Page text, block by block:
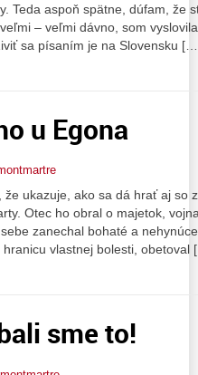
Teda aspoň spätne, dúfam, že
– veľmi dávno, som
sa písaním je na Slovensku
u Egona
ukazuje, ako sa dá hrať aj so
Otec ho obral o majetok,
zanechal bohaté a
vlastnej bolesti, obetoval
sme to!